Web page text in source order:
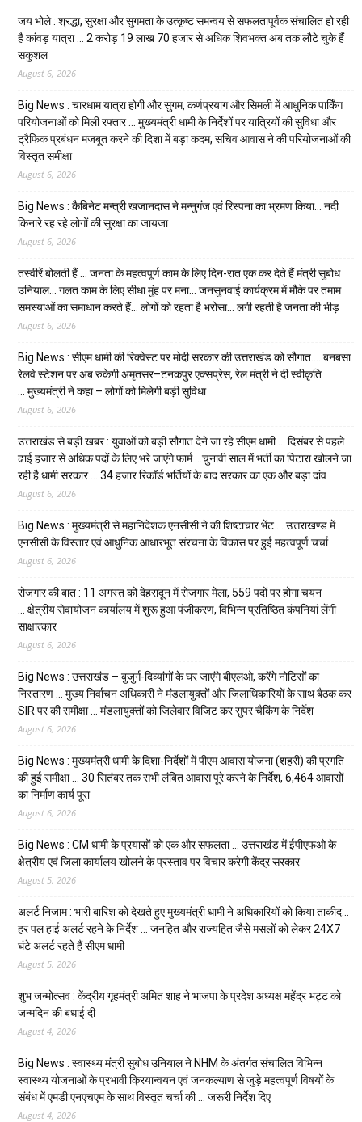
जय भोले : श्रद्धा, सुरक्षा और सुगमता के उत्कृष्ट समन्वय से सफलतापूर्वक संचालित हो रही
है कांवड़ यात्रा … 2 करोड़ 19 लाख 70 हजार से अधिक शिवभक्त अब तक लौटे चुके हैं
सकुशल
August 6, 2026
Big News : चारधाम यात्रा होगी और सुगम, कर्णप्रयाग और सिमली में आधुनिक पार्किंग
परियोजनाओं को मिली रफ्तार … मुख्यमंत्री धामी के निर्देशों पर यात्रियों की सुविधा और
ट्रैफिक प्रबंधन मजबूत करने की दिशा में बड़ा कदम, सचिव आवास ने की परियोजनाओं की
विस्तृत समीक्षा
August 6, 2026
Big News : कैबिनेट मन्त्री खजानदास ने मन्नुगंज एवं रिस्पना का भ्रमण किया… नदी
किनारे रह रहे लोगों की सुरक्षा का जायजा
August 6, 2026
तस्वीरें बोलती हैं … जनता के महत्वपूर्ण काम के लिए दिन-रात एक कर देते हैं मंत्री सुबोध
उनियाल… गलत काम के लिए सीधा मुंह पर मना… जनसुनवाई कार्यक्रम में मौके पर तमाम
समस्याओं का समाधान करते हैं… लोगों को रहता है भरोसा… लगी रहती है जनता की भीड़
August 6, 2026
Big News : सीएम धामी की रिक्वेस्ट पर मोदी सरकार की उत्तराखंड को सौगात…. बनबसा
रेलवे स्टेशन पर अब रुकेगी अमृतसर–टनकपुर एक्सप्रेस, रेल मंत्री ने दी स्वीकृति
… मुख्यमंत्री ने कहा – लोगों को मिलेगी बड़ी सुविधा
August 6, 2026
उत्तराखंड से बड़ी खबर : युवाओं को बड़ी सौगात देने जा रहे सीएम धामी … दिसंबर से पहले
ढाई हजार से अधिक पदों के लिए भरे जाएंगे फार्म …चुनावी साल में भर्ती का पिटारा खोलने जा
रही है धामी सरकार … 34 हजार रिकॉर्ड भर्तियों के बाद सरकार का एक और बड़ा दांव
August 6, 2026
Big News : मुख्यमंत्री से महानिदेशक एनसीसी ने की शिष्टाचार भेंट … उत्तराखण्ड में
एनसीसी के विस्तार एवं आधुनिक आधारभूत संरचना के विकास पर हुई महत्वपूर्ण चर्चा
August 6, 2026
रोजगार की बात : 11 अगस्त को देहरादून में रोजगार मेला, 559 पदों पर होगा चयन
… क्षेत्रीय सेवायोजन कार्यालय में शुरू हुआ पंजीकरण, विभिन्न प्रतिष्ठित कंपनियां लेंगी
साक्षात्कार
August 6, 2026
Big News : उत्तराखंड – बुजुर्ग-दिव्यांगों के घर जाएंगे बीएलओ, करेंगे नोटिसों का
निस्तारण … मुख्य निर्वाचन अधिकारी ने मंडलायुक्तों और जिलाधिकारियों के साथ बैठक कर
SIR पर की समीक्षा … मंडलायुक्तों को जिलेवार विजिट कर सुपर चैकिंग के निर्देश
August 6, 2026
Big News : मुख्यमंत्री धामी के दिशा-निर्देशों में पीएम आवास योजना (शहरी) की प्रगति
की हुई समीक्षा … 30 सितंबर तक सभी लंबित आवास पूरे करने के निर्देश, 6,464 आवासों
का निर्माण कार्य पूरा
August 6, 2026
Big News : CM धामी के प्रयासों को एक और सफलता … उत्तराखंड में ईपीएफओ के
क्षेत्रीय एवं जिला कार्यालय खोलने के प्रस्ताव पर विचार करेगी केंद्र सरकार
August 5, 2026
अलर्ट निजाम : भारी बारिश को देखते हुए मुख्यमंत्री धामी ने अधिकारियों को किया ताकीद…
हर पल हाई अलर्ट रहने के निर्देश … जनहित और राज्यहित जैसे मसलों को लेकर 24X7
घंटे अलर्ट रहते हैं सीएम धामी
August 5, 2026
शुभ जन्मोत्सव : केंद्रीय गृहमंत्री अमित शाह ने भाजपा के प्रदेश अध्यक्ष महेंद्र भट्ट को
जन्मदिन की बधाई दी
August 4, 2026
Big News : स्वास्थ्य मंत्री सुबोध उनियाल ने NHM के अंतर्गत संचालित विभिन्न
स्वास्थ्य योजनाओं के प्रभावी क्रियान्वयन एवं जनकल्याण से जुड़े महत्वपूर्ण विषयों के
संबंध में एमडी एनएचएम के साथ विस्तृत चर्चा की … जरूरी निर्देश दिए
August 4, 2026